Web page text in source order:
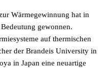
Wärmegewinnung hat in
gewonnen.
auf thermischen
der Brandeis University in
in Japan eine neuartige